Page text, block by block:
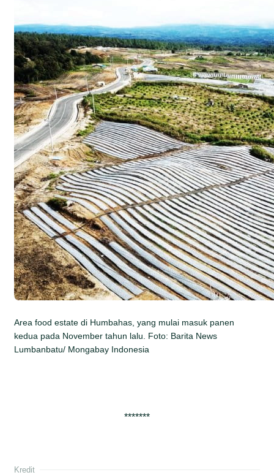
Area food estate di Humbahas, yang mulai masuk panen
kedua pada November tahun lalu. Foto: Barita News
Lumbanbatu/ Mongabay Indonesia
*******
Kredit